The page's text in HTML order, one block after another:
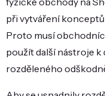
při vytváření
Proto musí
použít další nástroje k
rozděleného